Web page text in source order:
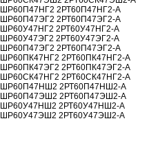
ШР60П47НГ2 2РТ60П47НГ2-А
ШР60П47ЭГ2 2РТ60П47ЭГ2-А
ШР60У47НГ2 2РТ60У47НГ2-А
ШР60У47ЭГ2 2РТ60У47ЭГ2-А
ШР60П47ЭГ2 2РТ60П47ЭГ2-А
ШР60ПК47НГ2 2РТ60ПК47НГ2-А
ШР60ПК47ЭГ2 2РТ60ПК47ЭГ2-А
ШР60СК47НГ2 2РТ60СК47НГ2-А
ШР60П47НШ2 2РТ60П47НШ2-А
ШР60П47ЭШ2 2РТ60П47ЭШ2-А
ШР60У47НШ2 2РТ60У47НШ2-А
ШР60У47ЭШ2 2РТ60У47ЭШ2-А